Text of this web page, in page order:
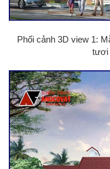
Phối cảnh 3D view 1:
tươi